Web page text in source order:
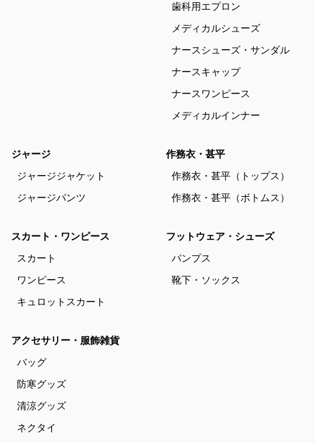
歯科用エプロン
メディカルシューズ
ナースシューズ・サンダル
ナースキャップ
ナースワンピース
メディカルインナー
ジャージ
ジャージジャケット
ジャージパンツ
作務衣・甚平
作務衣・甚平（トップス）
作務衣・甚平（ボトムス）
スカート・ワンピース
スカート
ワンピース
キュロットスカート
フットウェア・シューズ
パンプス
靴下・ソックス
アクセサリー・服飾雑貨
バッグ
防寒グッズ
清涼グッズ
ネクタイ